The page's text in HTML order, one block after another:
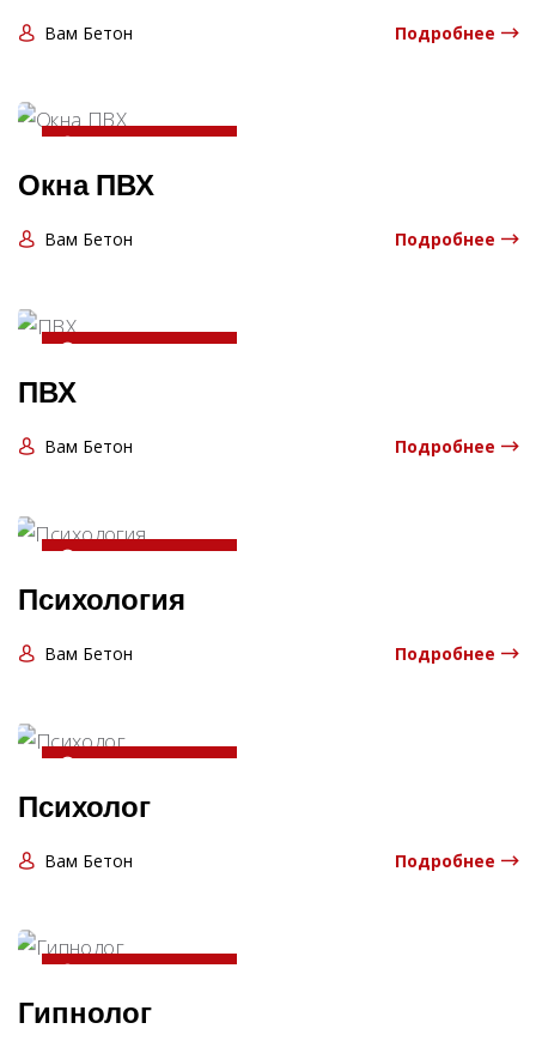
Вам Бетон Подробнее
20-04-2025 13:06:00
Окна ПВХ
Вам Бетон Подробнее
20-04-2025 13:06:00
ПВХ
Вам Бетон Подробнее
20-04-2025 13:06:00
Психология
Вам Бетон Подробнее
20-04-2025 13:06:00
Психолог
Вам Бетон Подробнее
20-04-2025 13:06:00
Гипнолог